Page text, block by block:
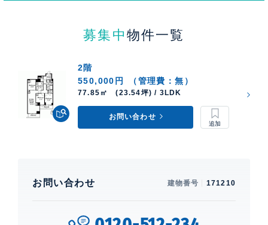
募集中 物件一覧
2階
550,000円
（管理費：無）
77.85㎡ (23.54坪) / 3LDK
お問い合わせ
お問い合わせ 建物番号 171210